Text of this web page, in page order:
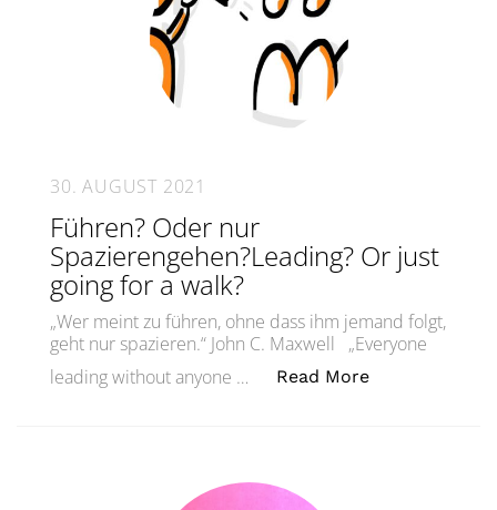
30. AUGUST 2021
Führen? Oder nur
Spazierengehen?Leading? Or just
going for a walk?
„Wer meint zu führen, ohne dass ihm jemand folgt,
geht nur spazieren.“ John C. Maxwell „Everyone
leading without anyone …
Read More„Führen?